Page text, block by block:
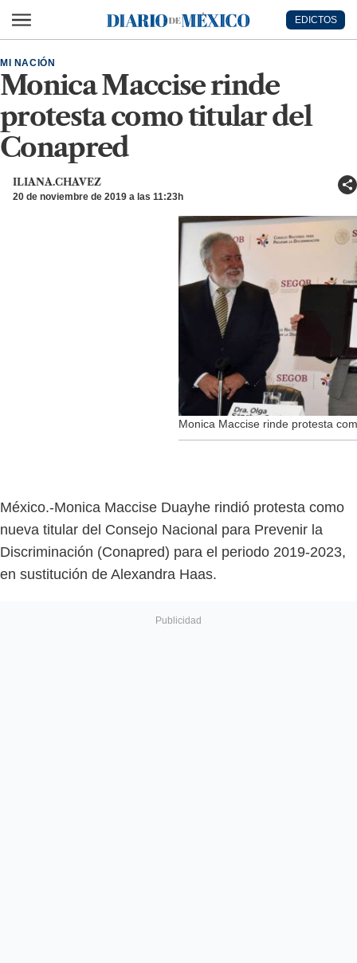
Diario de México
EDICTOS
Monica Maccise rinde
protesta como titular del
Conapred
MI NACIÓN
ILIANA.CHAVEZ
20 de noviembre de 2019 a las 11:23h
Monica Maccise rinde protesta
México.-Monica Maccise Duayhe rindió protesta como
nueva titular del Consejo Nacional para Prevenir la
Discriminación (Conapred) para el periodo 2019-2023,
en sustitución de Alexandra Haas.